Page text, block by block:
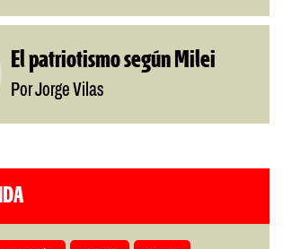
El patriotismo según Milei
Por Jorge Vilas